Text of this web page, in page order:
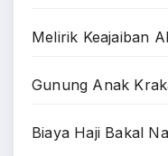
Melirik Keajaiban
Gunung Anak
Biaya Haji Bakal